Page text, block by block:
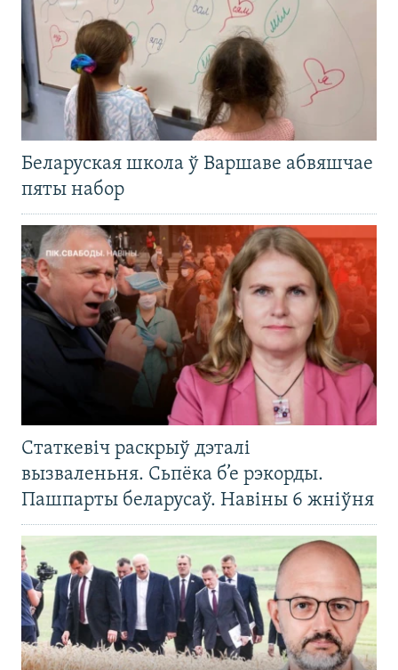
Беларуская школа ў Варшаве абвяшчае
пяты набор
Статкевіч раскрыў дэталі
вызваленьня. Сьпёка б’е рэкорды.
Пашпарты беларусаў. Навіны 6 жніўня